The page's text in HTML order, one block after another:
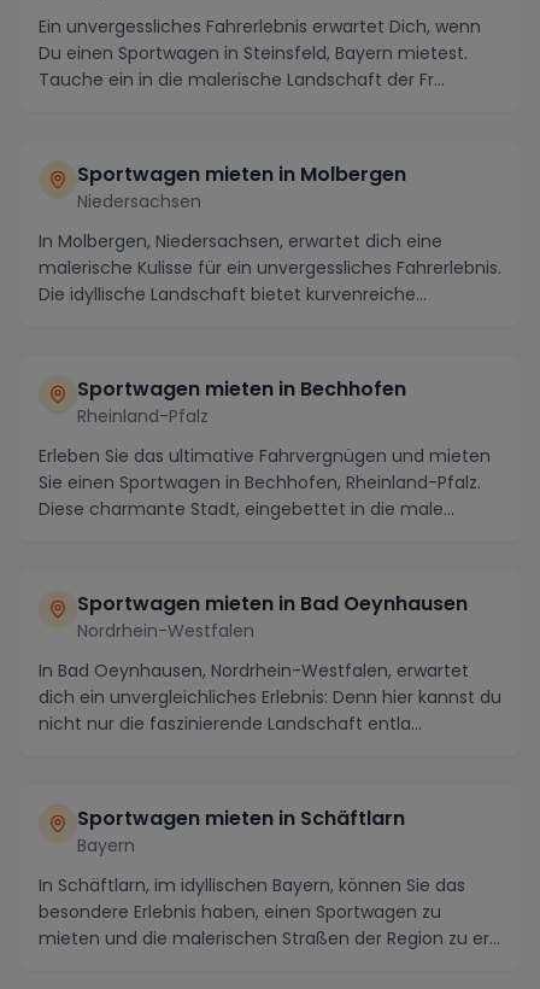
Ein unvergessliches Fahrerlebnis erwartet Dich, wenn
Du einen Sportwagen in Steinsfeld, Bayern mietest.
Tauche ein in die malerische Landschaft der Fr...
Sportwagen mieten in Molbergen
Niedersachsen
In Molbergen, Niedersachsen, erwartet dich eine
malerische Kulisse für ein unvergessliches Fahrerlebnis.
Die idyllische Landschaft bietet kurvenreiche...
Sportwagen mieten in Bechhofen
Rheinland-Pfalz
Erleben Sie das ultimative Fahrvergnügen und mieten
Sie einen Sportwagen in Bechhofen, Rheinland-Pfalz.
Diese charmante Stadt, eingebettet in die male...
Sportwagen mieten in Bad Oeynhausen
Nordrhein-Westfalen
In Bad Oeynhausen, Nordrhein-Westfalen, erwartet
dich ein unvergleichliches Erlebnis: Denn hier kannst du
nicht nur die faszinierende Landschaft entla...
Sportwagen mieten in Schäftlarn
Bayern
In Schäftlarn, im idyllischen Bayern, können Sie das
besondere Erlebnis haben, einen Sportwagen zu
mieten und die malerischen Straßen der Region zu er...